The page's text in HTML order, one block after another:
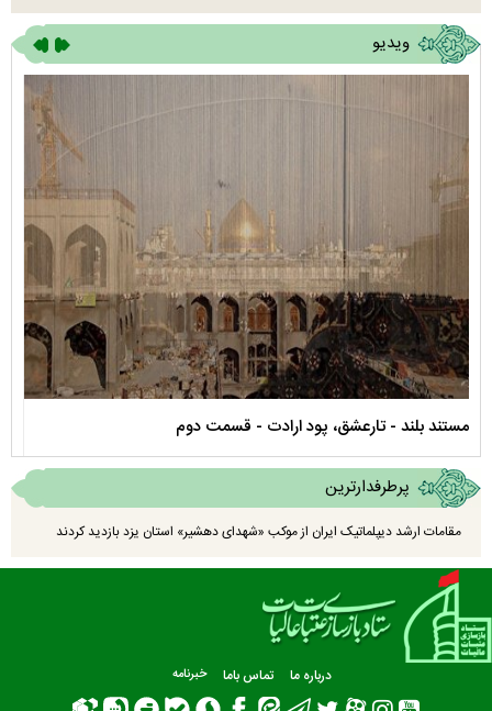
ویدیو
نماهنگ صحن حضرت زهرا سلام الله علیها
پرطرفدارترین
مقامات ارشد دیپلماتیک ایران از موکب «شهدای دهشیر» استان یزد بازدید کردند
درباره ما تماس باما خبرنامه